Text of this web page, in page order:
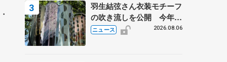
羽生結弦さん衣装モチーフ
の吹き流しを公開 今年は
「春よ、来い」、仙台の瑞
ニュース 2026.08.06